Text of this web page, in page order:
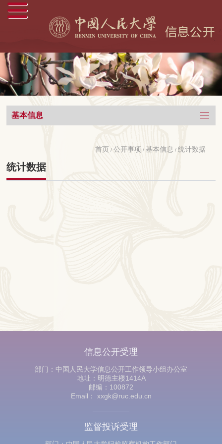
基本信息
首页 / 公开事项 / 基本信息 / 统计数据
统计数据
信息公开受理
部门：中国人民大学信息公开工作领导小组办公室
地址：明德主楼1414A
邮编：100872
Email： xxgk@ruc.edu.cn
监督投诉受理